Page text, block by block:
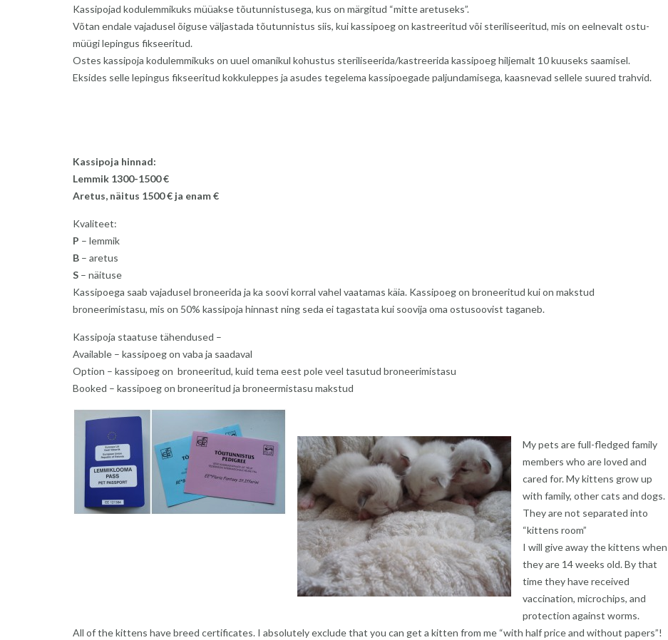
Kassipojad kodulemmikuks müüakse tõutunnistusega, kus on märgitud “mitte aretuseks”.
Võtan endale vajadusel õiguse väljastada tõutunnistus siis, kui kassipoeg on kastreeritud või steriliseeritud, mis on eelnevalt ostu-
müügi lepingus fikseeritud.
Ostes kassipoja kodulemmikuks on uuel omanikul kohustus steriliseerida/kastreerida kassipoeg hiljemalt 10 kuuseks saamisel.
Eksides selle lepingus fikseeritud kokkuleppes ja asudes tegelema kassipoegade paljundamisega, kaasnevad sellele suured trahvid.
Kassipoja hinnad:
Lemmik 1300-1500 €
Aretus, näitus 1500 € ja enam €
Kvaliteet:
P – lemmik
B – aretus
S – näituse
Kassipoega saab vajadusel broneerida ja ka soovi korral vahel vaatamas käia. Kassipoeg on broneeritud kui on makstud
broneerimistasu, mis on 50% kassipoja hinnast ning seda ei tagastata kui soovija oma ostusoovist taganeb.
Kassipoja staatuse tähendused –
Available – kassipoeg on vaba ja saadaval
Option – kassipoeg on broneeritud, kuid tema eest pole veel tasutud broneerimistasu
Booked – kassipoeg on broneeritud ja broneermistasu makstud
My pets are full-fledged family
members who are loved and
cared for. My kittens grow up
with family, other cats and dogs.
They are not separated into
“kittens room”
I will give away the kittens when
they are 14 weeks old. By that
time they have received
vaccination, microchips, and
protection against worms.
All of the kittens have breed certificates. I absolutely exclude that you can get a kitten from me “with half price and without papers”!